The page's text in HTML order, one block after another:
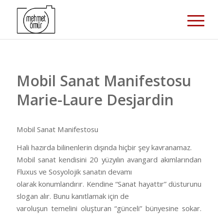
Mobil Sanat Manifestosu
Marie-Laure Desjardin
Mobil Sanat Manifestosu
Hali hazırda bilinenlerin dışında hiçbir şey kavranamaz.
Mobil sanat kendisini 20 yüzyılın avangard akımlarından
Fluxus ve Sosyolojik sanatın devamı
olarak konumlandırır. Kendine “Sanat hayattır” düsturunu
slogan alır. Bunu kanıtlamak için de
varoluşun temelini oluşturan “günceli” bünyesine sokar.